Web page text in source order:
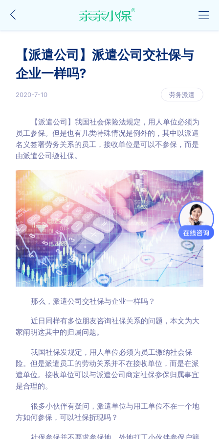
【派遣公司】派遣公司交社保与
企业一样吗?
2020-7-10 劳务派遣
【派遣公司】我国社会保险法规定，用人单位必须为
员工参保。但是也有几类特殊情况是例外的，其中以派遣
名义签署劳务关系的员工，接收单位是可以不参保，而是
由派遣公司缴社保。
那么，派遣公司交社保与企业一样吗？
近日同样有多位朋友咨询社保关系的问题，本文为大
家阐明这其中的归属问题。
我国社保发规定，用人单位必须为员工缴纳社会保
险。但是派遣员工的劳动关系并不在接收单位，而是在派
遣单位。接收单位可以与派遣公司商定社保参保归属事宜
是合理的。
很多小伙伴有疑问，派遣单位与用工单位不在一个地
方如何参保，可以社保折现吗？